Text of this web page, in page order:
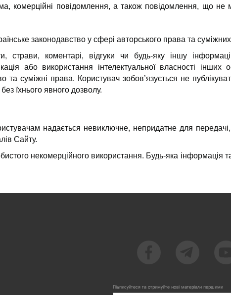
комерційні повідомлення, а також повідомлення, що не
законодавство у сфері авторського права та
страви, коментарі, відгуки чи будь-яку іншу
або використання інтелектуальної власності інших
та суміжні права. Користувач зобов’язується не
їхнього явного дозволу.
надається невиключне, непридатне для
Сайту.
некомерційного використання. Будь-яка інформація
Підписуйтеся та отримуйте нові матеріали першими